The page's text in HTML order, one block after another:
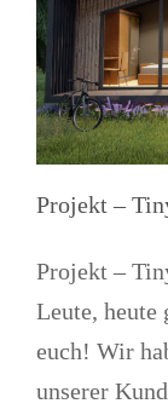
Projekt –
Projekt –
Leute, heute
euch! Wir
unserer